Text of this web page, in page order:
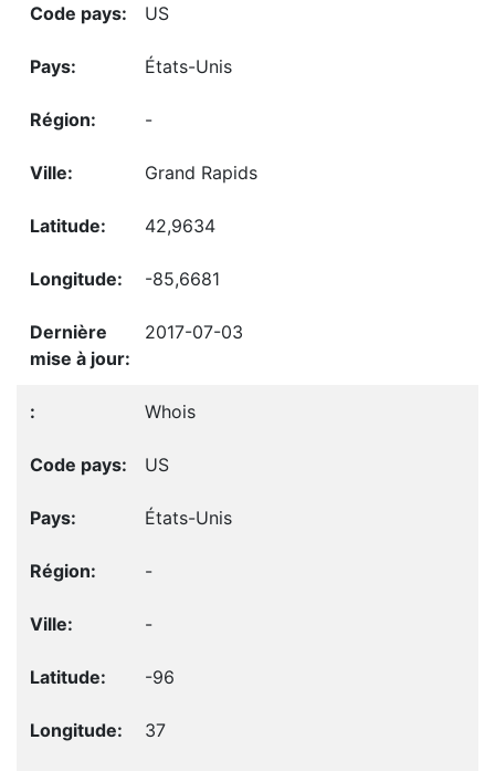
US
États-Unis
-
Grand Rapids
42,9634
-85,6681
2017-07-03
Whois
US
États-Unis
-
-
-96
37